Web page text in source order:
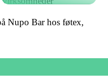
Nupo Bar hos føtex,